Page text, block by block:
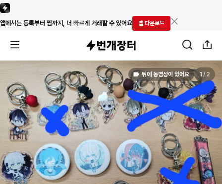
앱에서는 등록부터 찜까지, 더 빠르게 거래할 수 있어요 앱 다운로드
뒤에 동영상이 있어요 1 / 2